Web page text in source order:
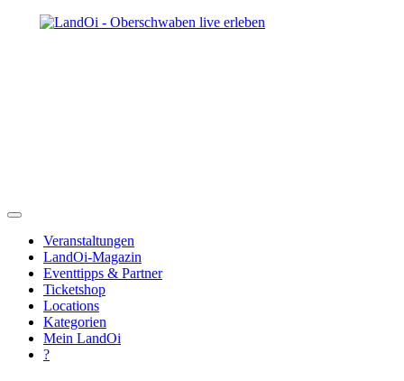
Veranstaltungen
LandOi-Magazin
Eventtipps & Partner
Ticketshop
Locations
Kategorien
Mein LandOi
?